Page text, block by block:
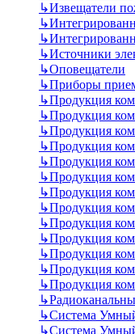
↳Извещатели
↳
↳
↳Источники
↳Оповещатели
↳Приборы
↳Продукция
↳Продукция
↳Продукция
↳Продукция
↳Продукция
↳Продукция
↳Продукция
↳Продукция
↳Продукция
↳Продукция
↳Продукция
↳Продукция
↳Продукция
↳
↳Система
↳Система